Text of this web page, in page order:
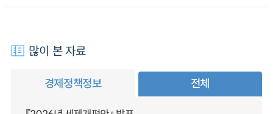
많이 본 자료
경제정책정보 전체